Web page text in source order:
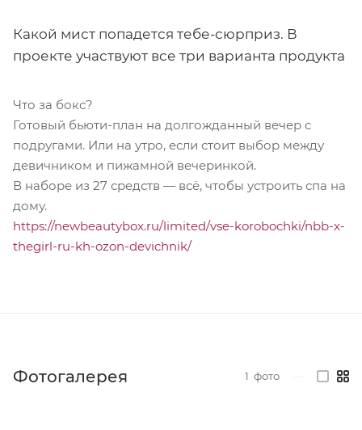
Какой мист попадется тебе-сюрприз. В
проекте участвуют все три варианта продукта
Что за бокс?
Готовый бьюти-план на долгожданный вечер с
подругами. Или на утро, если стоит выбор между
девичником и пижамной вечеринкой.
В наборе из 27 средств — всё, чтобы устроить спа на
дому.
https://newbeautybox.ru/limited/vse-korobochki/nbb-x-
thegirl-ru-kh-ozon-devichnik/
Фотогалерея 1 фото